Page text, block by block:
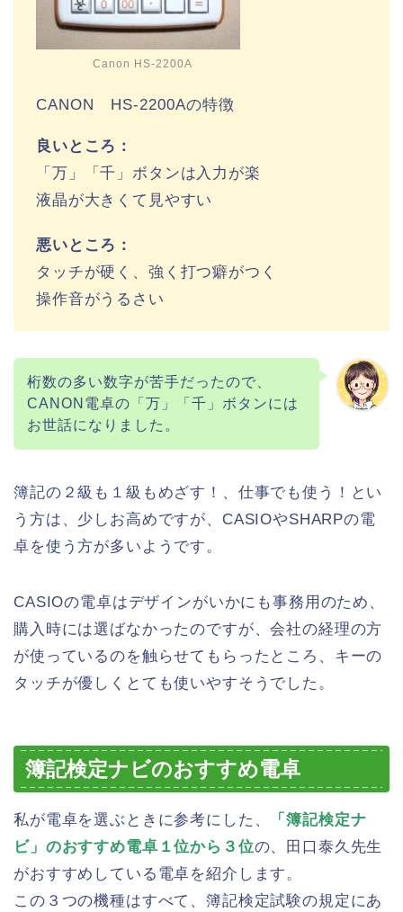
Canon HS-2200A
CANON HS-2200Aの特徴
良いところ：
「万」「千」ボタンは入力が楽
液晶が大きくて見やすい
悪いところ：
タッチが硬く、強く打つ癖がつく
操作音がうるさい
桁数の多い数字が苦手だったので、
CANON電卓の「万」「千」ボタンには
お世話になりました。
簿記の２級も１級もめざす！、仕事でも使う！とい
う方は、少しお高めですが、CASIOやSHARPの電
卓を使う方が多いようです。
CASIOの電卓はデザインがいかにも事務用のため、
購入時には選ばなかったのですが、会社の経理の方
が使っているのを触らせてもらったところ、キーの
タッチが優しくとても使いやすそうでした。
簿記検定ナビのおすすめ電卓
私が電卓を選ぶときに参考にした、
「簿記検定ナ
ビ」のおすすめ電卓１位から３位の、田口泰久先生
がおすすめしている電卓を紹介します。
この３つの機種はすべて、簿記検定試験の規定にあ